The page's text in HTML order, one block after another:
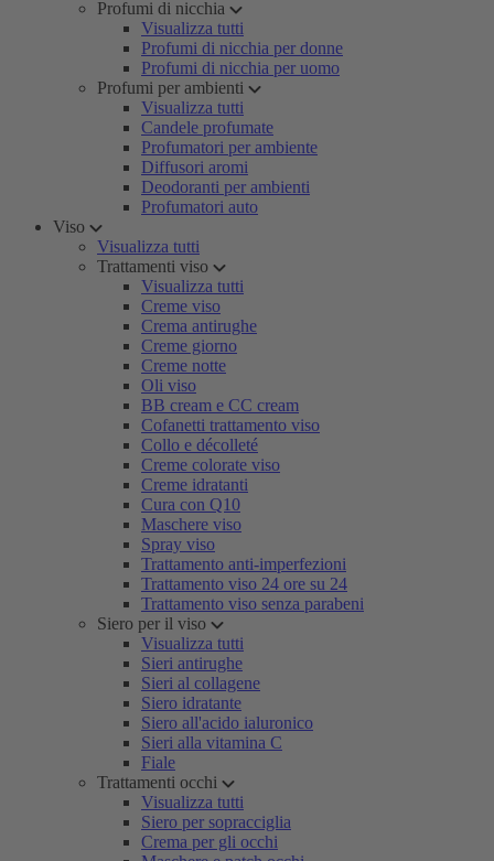
Profumi di nicchia
Visualizza tutti
Profumi di nicchia per donne
Profumi di nicchia per uomo
Profumi per ambienti
Visualizza tutti
Candele profumate
Profumatori per ambiente
Diffusori aromi
Deodoranti per ambienti
Profumatori auto
Viso
Visualizza tutti
Trattamenti viso
Visualizza tutti
Creme viso
Crema antirughe
Creme giorno
Creme notte
Oli viso
BB cream e CC cream
Cofanetti trattamento viso
Collo e décolleté
Creme colorate viso
Creme idratanti
Cura con Q10
Maschere viso
Spray viso
Trattamento anti-imperfezioni
Trattamento viso 24 ore su 24
Trattamento viso senza parabeni
Siero per il viso
Visualizza tutti
Sieri antirughe
Sieri al collagene
Siero idratante
Siero all'acido ialuronico
Sieri alla vitamina C
Fiale
Trattamenti occhi
Visualizza tutti
Siero per sopracciglia
Crema per gli occhi